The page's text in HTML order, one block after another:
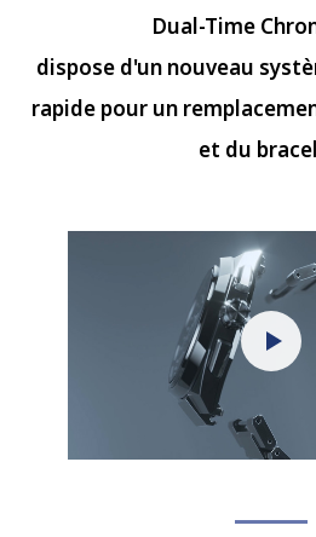
Dual-Time
dispose d'un nouveau
rapide pour un
et du